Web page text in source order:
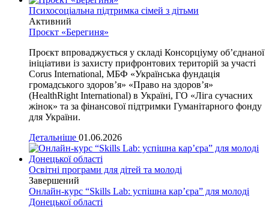
Психосоціальна підтримка сімей з дітьми
Активний
Проєкт «Берегиня»
Проєкт впроваджується у складі Консорціуму об’єднаної
ініціативи із захисту прифронтових територій за участі
Corus International, МБФ «Українська фундація
громадського здоров’я» «Право на здоров’я»
(HealthRight International) в Україні, ГО «Ліга сучасних
жінок» та за фінансової підтримки Гуманітарного фонду
для України.
Детальніше 01.06.2026
Освітні програми для дітей та молоді
Завершений
Онлайн-курс “Skills Lab: успішна кар’єра” для молоді
Донецької області